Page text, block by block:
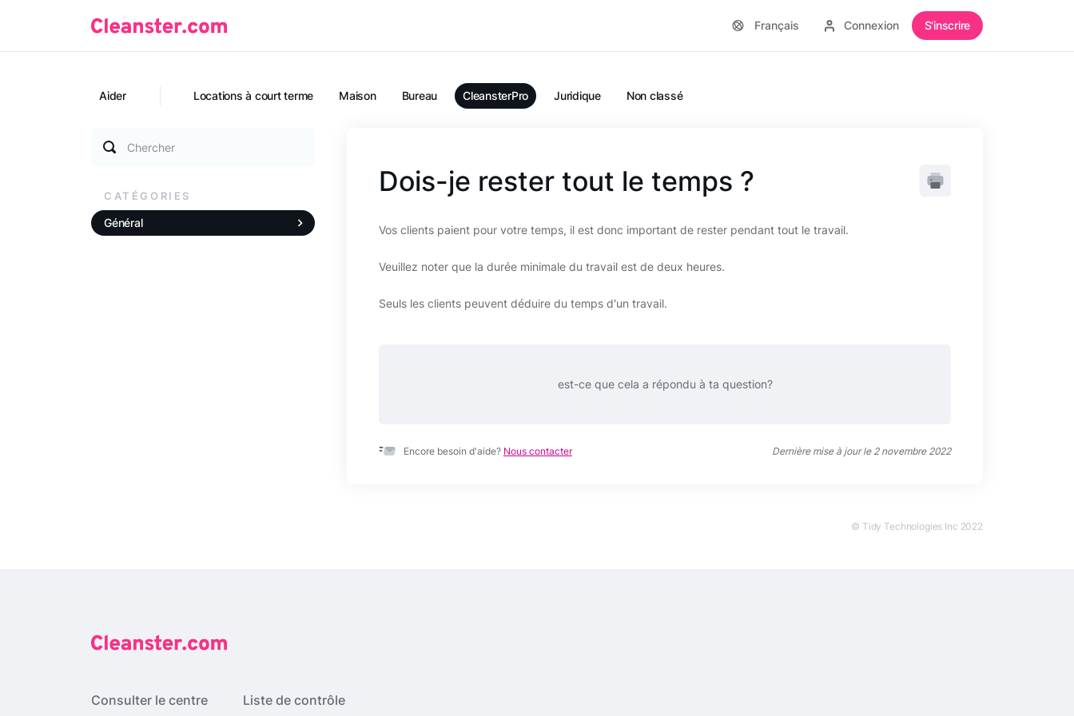
Français Connexion S'inscrire
Aider Locations à court terme Maison Bureau CleansterPro Juridique Non classé
Chercher
CATÉGORIES
Général
Dois-je rester tout le temps ?
Vos clients paient pour votre temps, il est donc important de rester pendant tout le travail.
Veuillez noter que la durée minimale du travail est de deux heures.
Seuls les clients peuvent déduire du temps d'un travail.
est-ce que cela a répondu à ta question?
Encore besoin d'aide? Nous contacter Dernière mise à jour le 2 novembre 2022
© Tidy Technologies Inc 2022
Consulter le centre
Liste de contrôle